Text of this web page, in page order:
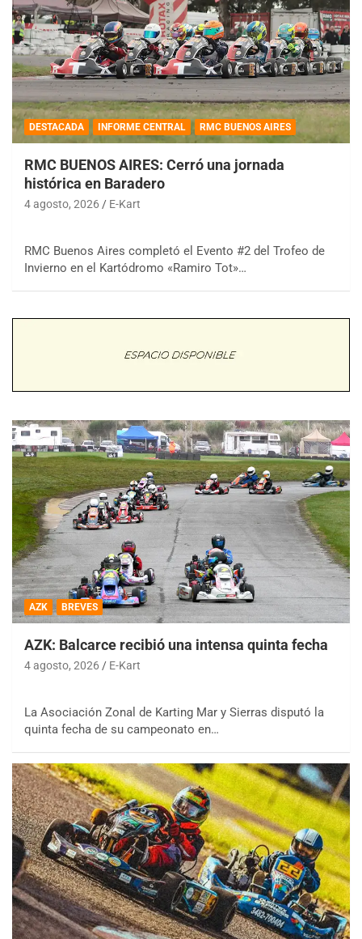
DESTACADA INFORME CENTRAL RMC BUENOS AIRES
RMC BUENOS AIRES: Cerró una jornada
histórica en Baradero
4 agosto, 2026 E-Kart
RMC Buenos Aires completó el Evento #2 del Trofeo de
Invierno en el Kartódromo «Ramiro Tot»…
AZK BREVES
AZK: Balcarce recibió una intensa quinta fecha
4 agosto, 2026 E-Kart
La Asociación Zonal de Karting Mar y Sierras disputó la
quinta fecha de su campeonato en…